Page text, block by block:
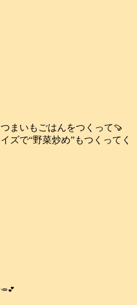
まいもごはんをつくって🍠
ズで“野菜炒め”もつくってく